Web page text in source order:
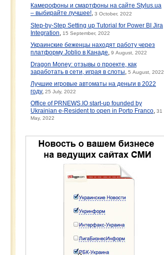
Камерофоны и смартфоны на сайте Stylus.ua
– выбирайте лучшее!, 3 October, 2022
Step-by-Step Setting up Tutorial for Power BI Jira
Integration
15 September, 2022
Украинские беженцы находят работу через
платформу Joblio в Канаде
9 August, 2022
Dragon Money: отзывы о проекте, как
заработать в сети, играя в слоты
5 August, 2022
Лучшие игровые автоматы на деньги в 2022
году, 25 July, 2022
Office of PRNEWS.IO start-up founded by
Ukrainian e-Resident to open in Porto Franco 31
May, 2022